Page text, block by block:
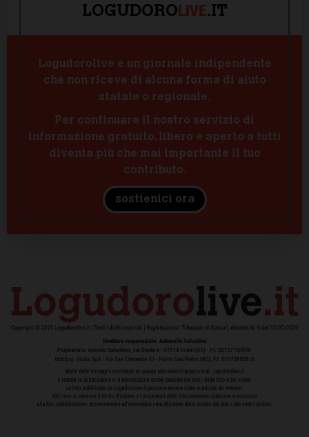
LOGUDOROLIVE.IT
Logudorolive è un giornale indipendente
che non riceve di alcuna forma di aiuto
statale o regionale.
Per continuare il nostro servizio di
informazione gratuito, libero e aperto a tutti
diventa più che mai importante il tuo
contributo.
sostienici ora